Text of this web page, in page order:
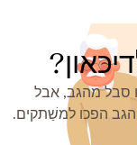
בן 74. כל חייו סבל מהגב, אבל
הפכו למשַׁתקים.